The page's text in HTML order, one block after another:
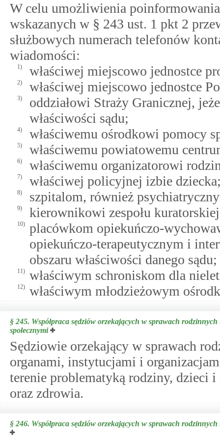
W celu umożliwienia
wskazanych w § 243 ust. 1 pkt 2
służbowych numerach telefonów
wiadomości:
1) właściwej miejscowo jednostce
2) właściwej miejscowo jednostce
3)
oddziałowi Straży Granicznej,
właściwości sądu;
4) właściwemu ośrodkowi pomocy
5) właściwemu powiatowemu
6) właściwemu organizatorowi
7) właściwej policyjnej izbie
8) szpitalom, również
9) kierownikowi zespołu
10)
placówkom opiekuńczo-
opiekuńczo-terapeutycznym i
obszaru właściwości danego sądu;
11) właściwym schroniskom dla
12) właściwym młodzieżowym
§ 245. Współpraca sędziów orzekających w sprawach
społecznymi
Sędziowie orzekający w sprawach
organami, instytucjami i
terenie problematyką rodziny, dzieci
oraz zdrowia.
§ 246. Współpraca sędziów orzekających w sprawach